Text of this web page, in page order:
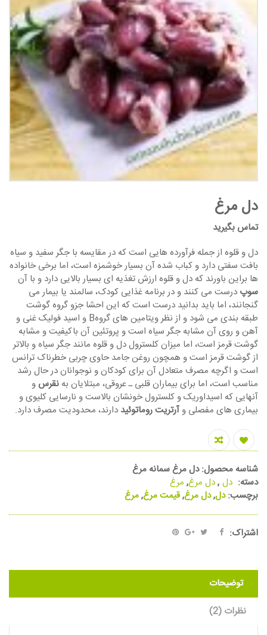
دل مرغ
تماس بگیرید
دل و قلوه از جمله فرآورده هایی است که در مقایسه با جگر سفید و سیاه
بافت سفتی دارد و کباب شده آن بسیار خوشمزه است، اما برخی خانواده
ها براین باورند که دل و قلوه ارزش تغذیه ای بسیار بالایی دارد و با آن
سوپ درست می کنند و در برنامه غذایی کودک، سالمند یا بیمار می
گنجانند، اما باید بدانید درست است که این احشا جزو گروه گوشت
طبقه بندی می شود و از نظر ویتامین های گروهB و اسید فولیک غنی و
آهن و روی آن مشابه جگر سیاه است و پروتئین آن باکیفیت و مشابه
گوشت قرمز است، اما میزان کلسترول دل و قلوه مانند جگر سیاه و بالاتر
از گوشت قرمز است و همچون روغن جامد حاوی چربی خطرناک ترانس
است و اگرچه مصرف متعادل آن برای کودکان و نوجوانان در حال رشد
مناسب است، اما برای بیماران قلبی ـ عروقی، مبتلایان به نقرس و
آنهایی که اسیداوریک و کلسترول خونشان بالاست و نارسایی کلیوی و
بیماری های مفصلی وآرتریت روماتوئید دارند، محدودیت مصرف دارد.
شناسه محصول:دل مرغ سمانه مرغ
دسته: دل ,دل مرغ, مرغ
برچسب:دل,دل مرغ,قیمت مرغ,مرغ
اشتراک:
توضیحات
نظرات (2)